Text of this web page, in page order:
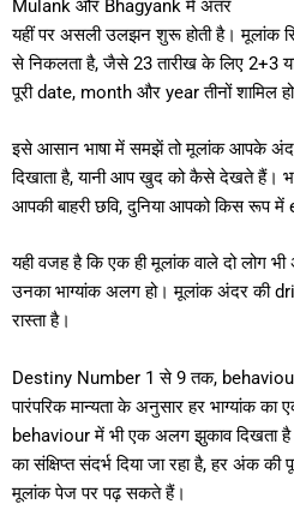
Mulank और Bhagyank में अंतर
यहीं पर असली उलझन शुरू होती है। मूलांक
से निकलता है, जैसे 23 तारीख के लिए 2+3
पूरी date, month और year तीनों शामिल
इसे आसान भाषा में समझें तो मूलांक आपके
दिखाता है, यानी आप खुद को कैसे देखते हैं।
आपकी बाहरी छवि, दुनिया आपको किस रूप
यही वजह है कि एक ही मूलांक वाले दो लोग
उनका भाग्यांक अलग हो। मूलांक अंदर की
रास्ता है।
Destiny Number 1 से 9 तक,
पारंपरिक मान्यता के अनुसार हर भाग्यांक का
behaviour में भी एक अलग झुकाव दिखता
का संक्षिप्त संदर्भ दिया जा रहा है, हर अंक
मूलांक पेज पर पढ़ सकते हैं।